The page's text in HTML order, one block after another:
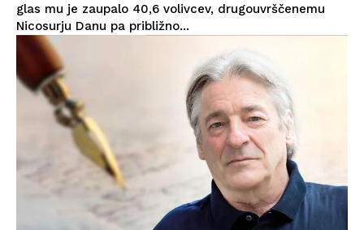
glas mu je zaupalo 40,6 volivcev, drugouvrščenemu
Nicosurju Danu pa približno...